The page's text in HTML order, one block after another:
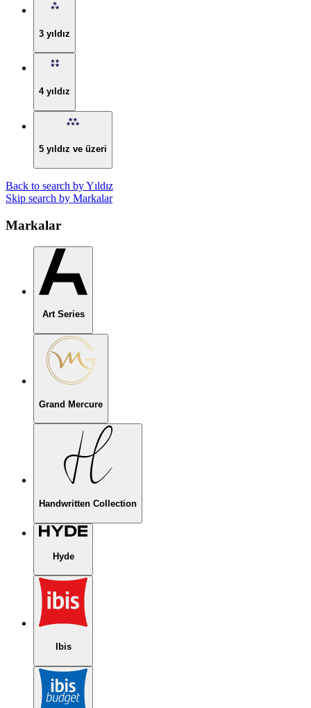
3 yıldız
4 yıldız
5 yıldız ve üzeri
Back to search by Yıldız
Skip search by Markalar
Markalar
Art Series
Grand Mercure
Handwritten Collection
Hyde
Ibis